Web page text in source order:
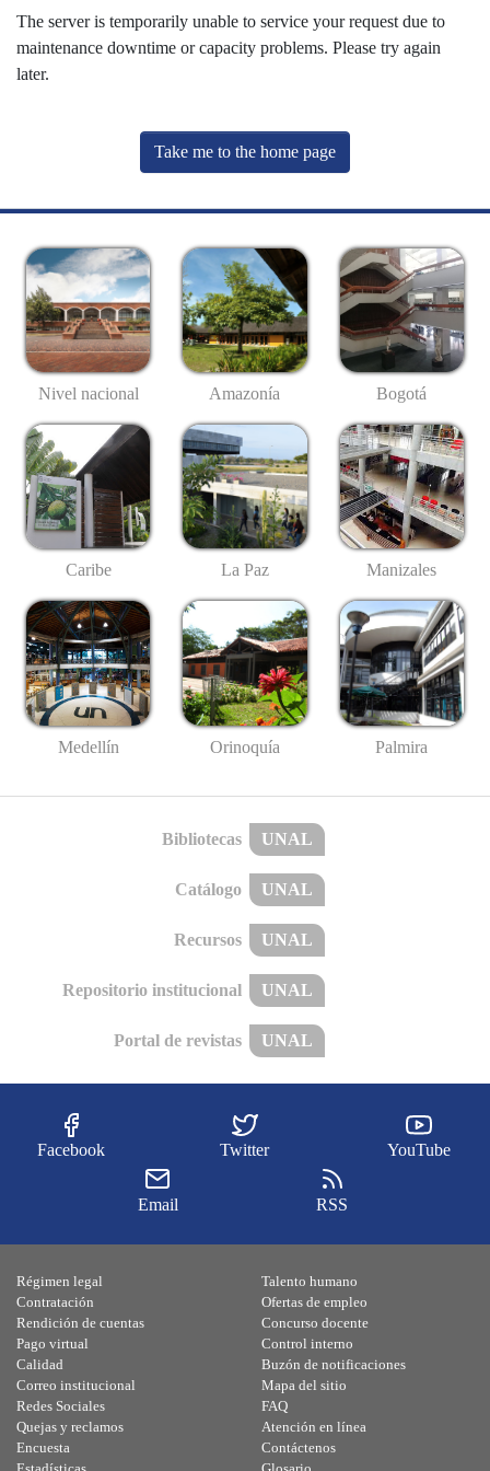
The server is temporarily unable to service your request due to
maintenance downtime or capacity problems. Please try again
later.
Take me to the home page
Nivel nacional Amazonía Bogotá
Caribe La Paz Manizales
Medellín Orinoquía Palmira
Bibliotecas UNAL
Catálogo UNAL
Recursos UNAL
Repositorio institucional UNAL
Portal de revistas UNAL
Facebook Twitter YouTube
Email RSS
Régimen legal
Contratación
Rendición de cuentas
Pago virtual
Calidad
Talento humano
Ofertas de empleo
Concurso docente
Control interno
Buzón de notificaciones
Correo institucional
Redes Sociales
Quejas y reclamos
Encuesta
Mapa del sitio
FAQ
Atención en línea
Contáctenos